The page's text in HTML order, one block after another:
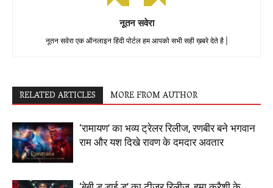
नूतन सवेरा
नूतन सवेरा एक ऑनलाइन हिंदी पोर्टल हम आपको सभी सही ख़बरे देते है |
RELATED ARTICLES MORE FROM AUTHOR
‘रामायण’ का भव्य ट्रेलर रिलीज, रणबीर बने भगवान
राम और यश दिखे रावण के दमदार अवतार